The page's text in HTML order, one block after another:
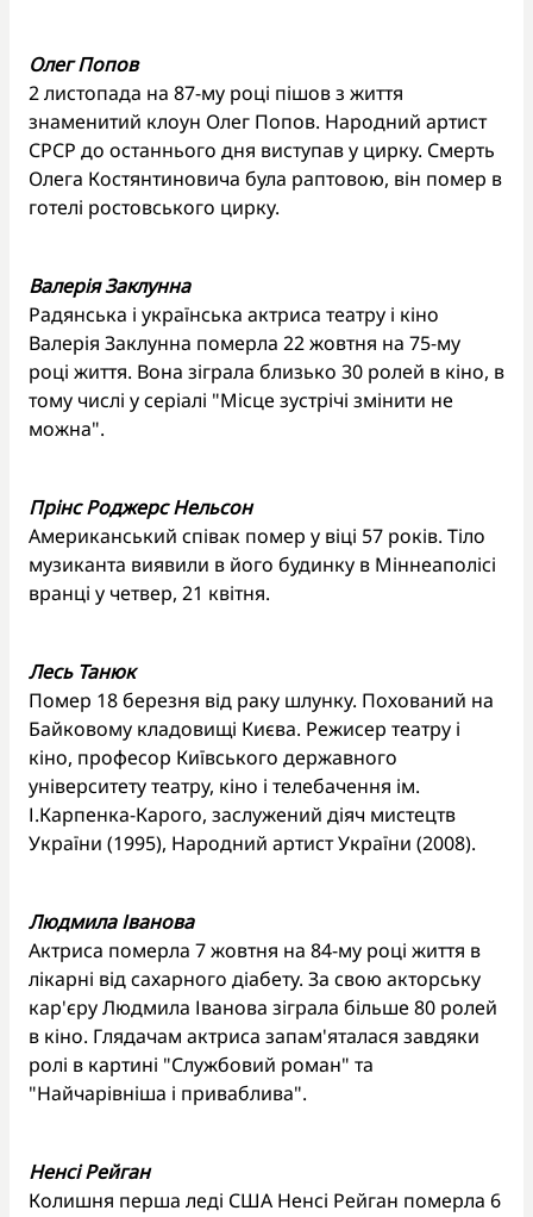
Олег Попов
2 листопада на 87-му році пішов з життя
знаменитий клоун Олег Попов. Народний артист
СРСР до останнього дня виступав у цирку. Смерть
Олега Костянтиновича була раптовою, він помер в
готелі ростовського цирку.
Валерія Заклунна
Радянська і українська актриса театру і кіно
Валерія Заклунна померла 22 жовтня на 75-му
році життя. Вона зіграла близько 30 ролей в кіно, в
тому числі у серіалі "Місце зустрічі змінити не
можна".
Прінс Роджерс Нельсон
Американський співак помер у віці 57 років. Тіло
музиканта виявили в його будинку в Міннеаполісі
вранці у четвер, 21 квітня.
Лесь Танюк
Помер 18 березня від раку шлунку. Похований на
Байковому кладовищі Києва. Режисер театру і
кіно, професор Київського державного
університету театру, кіно і телебачення ім.
І.Карпенка-Карого, заслужений діяч мистецтв
України (1995), Народний артист України (2008).
Людмила Іванова
Актриса померла 7 жовтня на 84-му році життя в
лікарні від сахарного діабету. За свою акторську
кар'єру Людмила Іванова зіграла більше 80 ролей
в кіно. Глядачам актриса запам'яталася завдяки
ролі в картині "Службовий роман" та
"Найчарівніша і приваблива".
Ненсі Рейган
Колишня перша леді США Ненсі Рейган померла 6